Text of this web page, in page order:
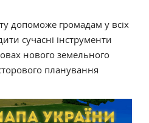
допоможе громадам у всіх
сучасні інструменти
нового земельного
планування